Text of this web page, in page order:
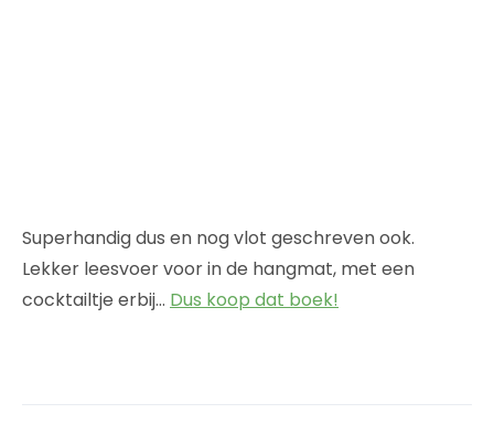
Superhandig dus en nog vlot geschreven ook.
Lekker leesvoer voor in de hangmat, met een
cocktailtje erbij… Dus koop dat boek!